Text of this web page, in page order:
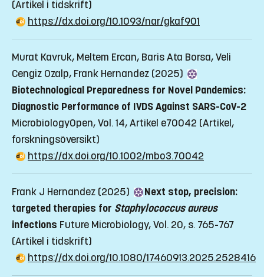
(Artikel i tidskrift)
https://dx.doi.org/10.1093/nar/gkaf901
Murat Kavruk, Meltem Ercan, Baris Ata Borsa, Veli
Cengiz Ozalp, Frank Hernandez (2025)
Biotechnological Preparedness for Novel Pandemics:
Diagnostic Performance of IVDS Against SARS-CoV-2
MicrobiologyOpen, Vol. 14, Artikel e70042 (Artikel,
forskningsöversikt)
https://dx.doi.org/10.1002/mbo3.70042
Frank J Hernandez (2025)
Next stop, precision:
targeted therapies for Staphylococcus aureus
infections Future Microbiology, Vol. 20, s. 765-767
(Artikel i tidskrift)
https://dx.doi.org/10.1080/17460913.2025.2528416